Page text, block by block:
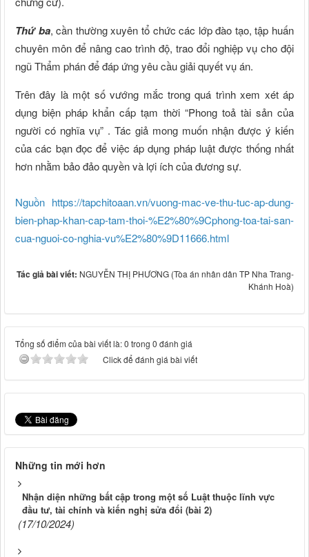
Thứ ba, cần thường xuyên tổ chức các lớp đào tạo, tập huấn
chuyên môn để nâng cao trình độ, trao đổi nghiệp vụ cho đội
ngũ Thẩm phán để đáp ứng yêu cầu giải quyết vụ án.
Trên đây là một số vướng mắc trong quá trình xem xét áp
dụng biện pháp khẩn cấp tạm thời “Phong toả tài sản của
người có nghĩa vụ” . Tác giả mong muốn nhận được ý kiến
của các bạn đọc để việc áp dụng pháp luật được thống nhất
hơn nhằm bảo đảo quyền và lợi ích của đương sự.
Nguồn https://tapchitoaan.vn/vuong-mac-ve-thu-tuc-ap-dung-
bien-phap-khan-cap-tam-thoi-%E2%80%9Cphong-toa-tai-san-
cua-nguoi-co-nghia-vu%E2%80%9D11666.html
Tác giả bài viết: NGUYỄN THỊ PHƯƠNG (Tòa án nhân dân TP Nha Trang-
Khánh Hoà)
Tổng số điểm của bài viết là: 0 trong 0 đánh giá
Click để đánh giá bài viết
Những tin mới hơn
Nhận diện những bất cập trong một số Luật thuộc lĩnh vực
đầu tư, tài chính và kiến nghị sửa đổi (bài 2)
(17/10/2024)